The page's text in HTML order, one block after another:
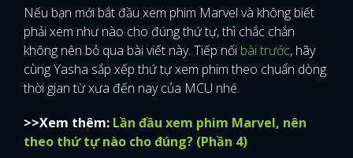
Nếu bạn mới bắt đầu xem phim Marvel và không biết
phải xem như nào cho đúng thứ tự, thì chắc chắn
không nên bỏ qua bài viết này. Tiếp nối bài trước, hãy
cùng Yasha sắp xếp thứ tự xem phim theo chuẩn dòng
thời gian từ xưa đến nay của MCU nhé.
>>Xem thêm: Lần đầu xem phim Marvel, nên
theo thứ tự nào cho đúng? (Phần 4)